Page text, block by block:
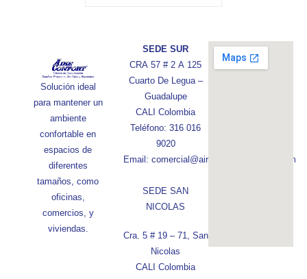
Solución ideal
para mantener un
ambiente
confortable en
espacios de
diferentes
tamaños, como
oficinas,
comercios, y
viviendas.
SEDE SUR
CRA 57 # 2 A 125
Cuarto De Legua –
Guadalupe
CALI Colombia
Teléfono: 316 016
9020
Email: comercial@aireconfortcolombia.com
SEDE SAN
NICOLAS
Cra. 5 # 19 – 71, San
Nicolas
CALI Colombia